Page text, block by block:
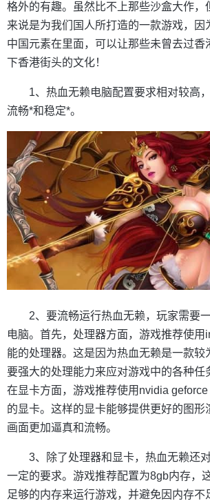
格外的有趣。虽然比不上那些沙盒大作，
来说是为我们国人所打造的一款游戏，因
中国元素在里面，可以让那些未曾去过香
下香港街头的文化！
1、热血无赖电脑配置要求相对较高
流畅*和稳定*。
2、要流畅运行热血无赖，玩家需要
电脑。首先，处理器方面，游戏推荐使用
能的处理器。这是因为热血无赖是一款较
要强大的处理能力来应对游戏中的各种任
在显卡方面，游戏推荐使用nvidia
的显卡。这样的显卡能够提供更好的图形
画面更加逼真和流畅。
3、除了处理器和显卡，热血无赖还
一定的要求。游戏推荐配置为8gb内存，
足够的内存来运行游戏，并避免因内存不